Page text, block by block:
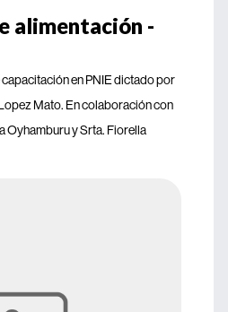
alimentación -
en PNIE dictado por
Mato. En colaboración con
Oyhamburu y Srta. Fiorella